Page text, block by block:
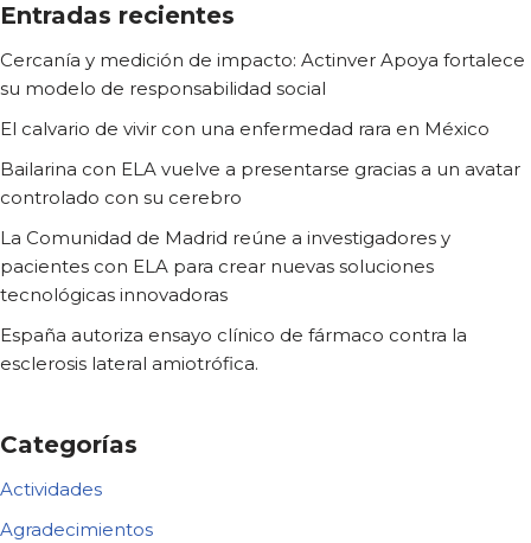
Entradas recientes
Cercanía y medición de impacto: Actinver Apoya fortalece
su modelo de responsabilidad social
El calvario de vivir con una enfermedad rara en México
Bailarina con ELA vuelve a presentarse gracias a un avatar
controlado con su cerebro
La Comunidad de Madrid reúne a investigadores y
pacientes con ELA para crear nuevas soluciones
tecnológicas innovadoras
España autoriza ensayo clínico de fármaco contra la
esclerosis lateral amiotrófica.
Categorías
Actividades
Agradecimientos